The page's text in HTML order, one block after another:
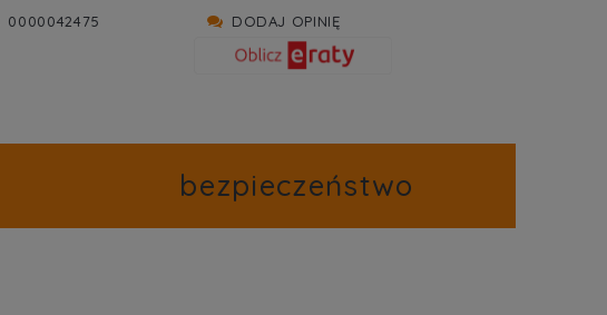
0000042475
DODAJ OPINIĘ
bezpieczeństwo